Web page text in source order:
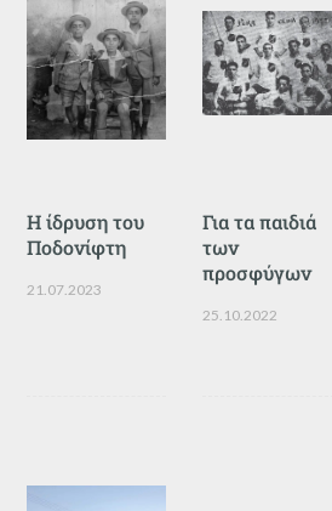
Η ίδρυση του
Ποδονίφτη
21.07.2023
Για τα παιδιά
των
προσφύγων
25.10.2022